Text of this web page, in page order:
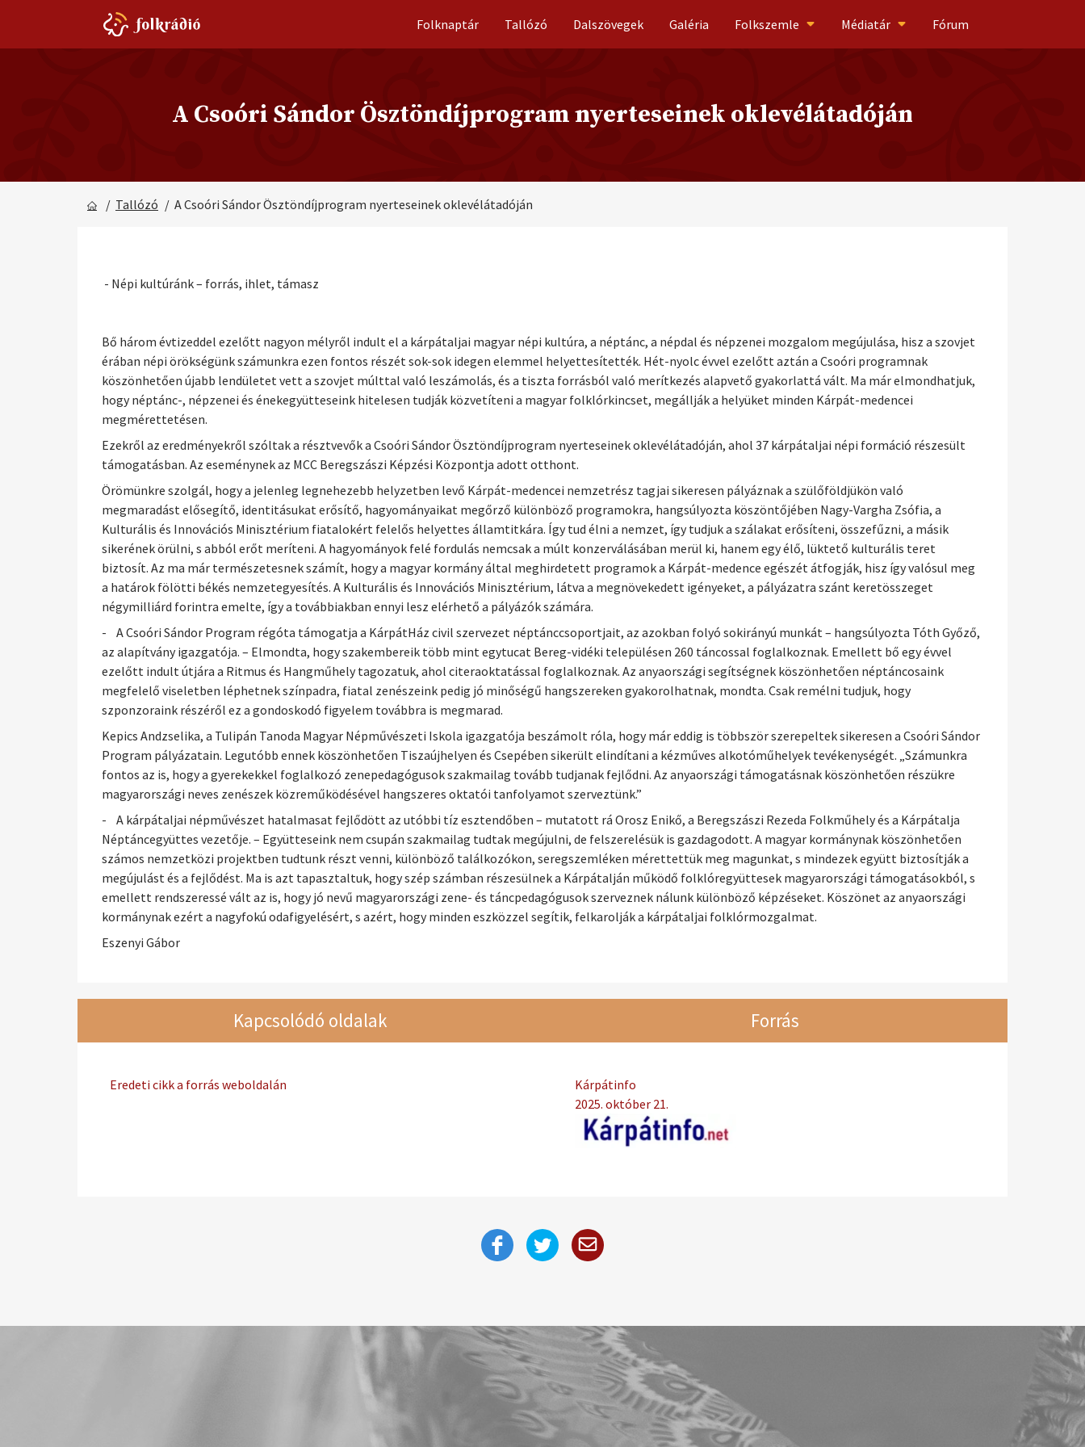
Folknaptár Tallózó Dalszövegek Galéria Folkszemle Médiatár Fórum
A Csoóri Sándor Ösztöndíjprogram nyerteseinek oklevélátadóján
/ Tallózó / A Csoóri Sándor Ösztöndíjprogram nyerteseinek oklevélátadóján
- Népi kultúránk – forrás, ihlet, támasz
Bő három évtizeddel ezelőtt nagyon mélyről indult el a kárpátaljai magyar népi kultúra, a néptánc, a népdal és népzenei mozgalom megújulása, hisz a szovjet
érában népi örökségünk számunkra ezen fontos részét sok-sok idegen elemmel helyettesítették. Hét-nyolc évvel ezelőtt aztán a Csoóri programnak
köszönhetően újabb lendületet vett a szovjet múlttal való leszámolás, és a tiszta forrásból való merítkezés alapvető gyakorlattá vált. Ma már elmondhatjuk,
hogy néptánc-, népzenei és énekegyütteseink hitelesen tudják közvetíteni a magyar folklórkincset, megállják a helyüket minden Kárpát-medencei
megmérettetésen.
Ezekről az eredményekről szóltak a résztvevők a Csoóri Sándor Ösztöndíjprogram nyerteseinek oklevélátadóján, ahol 37 kárpátaljai népi formáció részesült
támogatásban. Az eseménynek az MCC Beregszászi Képzési Központja adott otthont.
Örömünkre szolgál, hogy a jelenleg legnehezebb helyzetben levő Kárpát-medencei nemzetrész tagjai sikeresen pályáznak a szülőföldjükön való
megmaradást elősegítő, identitásukat erősítő, hagyományaikat megőrző különböző programokra, hangsúlyozta köszöntőjében Nagy-Vargha Zsófia, a
Kulturális és Innovációs Minisztérium fiatalokért felelős helyettes államtitkára. Így tud élni a nemzet, így tudjuk a szálakat erősíteni, összefűzni, a másik
sikerének örülni, s abból erőt meríteni. A hagyományok felé fordulás nemcsak a múlt konzerválásában merül ki, hanem egy élő, lüktető kulturális teret
biztosít. Az ma már természetesnek számít, hogy a magyar kormány által meghirdetett programok a Kárpát-medence egészét átfogják, hisz így valósul meg
a határok fölötti békés nemzetegyesítés. A Kulturális és Innovációs Minisztérium, látva a megnövekedett igényeket, a pályázatra szánt keretösszeget
négymilliárd forintra emelte, így a továbbiakban ennyi lesz elérhető a pályázók számára.
- A Csoóri Sándor Program régóta támogatja a KárpátHáz civil szervezet néptánccsoportjait, az azokban folyó sokirányú munkát – hangsúlyozta Tóth Győző,
az alapítvány igazgatója. – Elmondta, hogy szakembereik több mint egytucat Bereg-vidéki településen 260 táncossal foglalkoznak. Emellett bő egy évvel
ezelőtt indult útjára a Ritmus és Hangműhely tagozatuk, ahol citeraoktatással foglalkoznak. Az anyaországi segítségnek köszönhetően néptáncosaink
megfelelő viseletben léphetnek színpadra, fiatal zenészeink pedig jó minőségű hangszereken gyakorolhatnak, mondta. Csak remélni tudjuk, hogy
szponzoraink részéről ez a gondoskodó figyelem továbbra is megmarad.
Kepics Andzselika, a Tulipán Tanoda Magyar Népművészeti Iskola igazgatója beszámolt róla, hogy már eddig is többször szerepeltek sikeresen a Csoóri Sándor
Program pályázatain. Legutóbb ennek köszönhetően Tiszaújhelyen és Csepében sikerült elindítani a kézműves alkotóműhelyek tevékenységét. „Számunkra
fontos az is, hogy a gyerekekkel foglalkozó zenepedagógusok szakmailag tovább tudjanak fejlődni. Az anyaországi támogatásnak köszönhetően részükre
magyarországi neves zenészek közreműködésével hangszeres oktatói tanfolyamot szerveztünk.”
- A kárpátaljai népművészet hatalmasat fejlődött az utóbbi tíz esztendőben – mutatott rá Orosz Enikő, a Beregszászi Rezeda Folkműhely és a Kárpátalja
Néptáncegyüttes vezetője. – Együtteseink nem csupán szakmailag tudtak megújulni, de felszerelésük is gazdagodott. A magyar kormánynak köszönhetően
számos nemzetközi projektben tudtunk részt venni, különböző találkozókon, seregszemléken mérettettük meg magunkat, s mindezek együtt biztosítják a
megújulást és a fejlődést. Ma is azt tapasztaltuk, hogy szép számban részesülnek a Kárpátalján működő folklóregyüttesek magyarországi támogatásokból, s
emellett rendszeressé vált az is, hogy jó nevű magyarországi zene- és táncpedagógusok szerveznek nálunk különböző képzéseket. Köszönet az anyaországi
kormánynak ezért a nagyfokú odafigyelésért, s azért, hogy minden eszközzel segítik, felkarolják a kárpátaljai folklórmozgalmat.
Eszenyi Gábor
Kapcsolódó oldalak
Eredeti cikk a forrás weboldalán
Forrás
Kárpátinfo
2025. október 21.